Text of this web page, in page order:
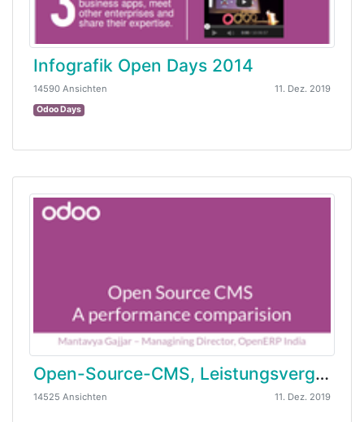
Infografik Open Days 2014
14590 Ansichten 11. Dez. 2019
Odoo Days
Open-Source-CMS, Leistungsvergleich – Mantavya Gajjar
14525 Ansichten 11. Dez. 2019